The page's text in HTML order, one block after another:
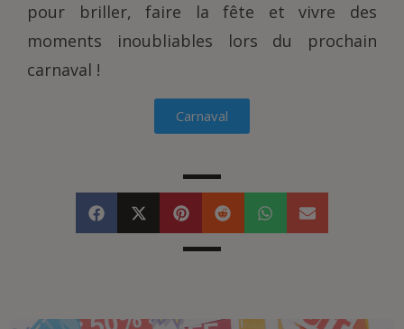
pour briller, faire la fête et vivre des
moments inoubliables lors du prochain
carnaval !
Carnaval